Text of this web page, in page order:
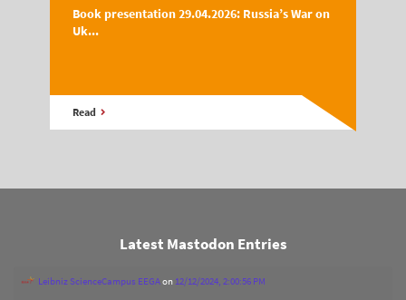
Book presentation 29.04.2026: Russia’s War on
Uk...
Read
Latest Mastodon Entries
Leibniz ScienceCampus EEGAon 12/12/2024, 2:00:56 PM